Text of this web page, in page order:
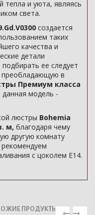
и уюта, являясь
света.
создается
таких
качества и
детали
подбирать ее следует
преобладающую в
Премиум класса
данная модель -
люстры Bohemia
м, благодаря чему
другую комнату
с цоколем E14.
ПРОДУКТЫ